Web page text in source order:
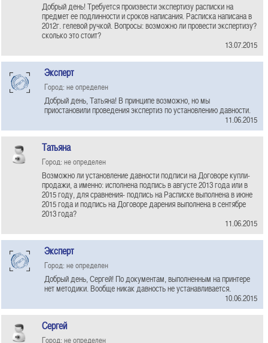
Добрый день! Требуется произвести экспертизу расписки на
предмет ее подлинности и сроков написания. Расписка написана в
2012г. гелевой ручкой. Вопросы: возможно ли провести экспертизу?
сколько это стоит?
13.07.2015
Эксперт
Город: не определен
Добрый день, Татьяна! В принципе возможно, но мы
приостановили проведения экспертиз по установлению давности.
11.06.2015
Татьяна
Город: не определен
Возможно ли установление давности подписи на Договоре купли-
продажи, а именно: исполнена подпись в августе 2013 года или в
2015 году, для сравнения- подпись на Расписке выполнена в июне
2015 года и подпись на Договоре дарения выполнена в сентябре
2013 года?
11.06.2015
Эксперт
Город: не определен
Добрый день, Сергей! По документам, выполненным на принтере
нет методики. Вообще никак давность не устанавливается.
10.06.2015
Сергей
Город: не определен